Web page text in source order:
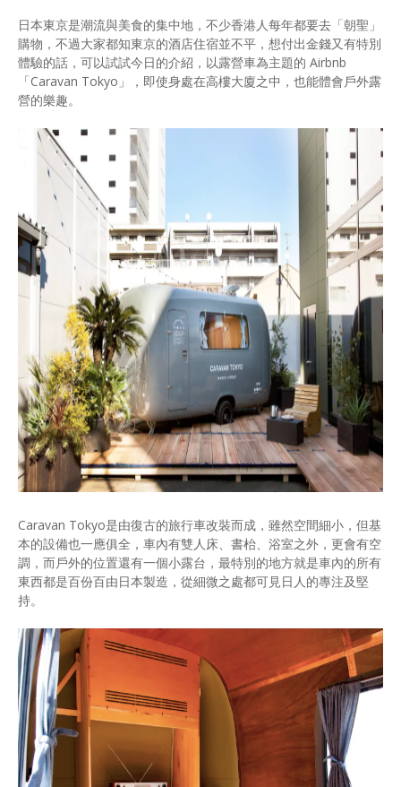
日本東京是潮流與美食的集中地，不少香港人每年都要去「朝聖」
購物，不過大家都知東京的酒店住宿並不平，想付出金錢又有特別
體驗的話，可以試試今日的介紹，以露營車為主題的 Airbnb
「Caravan Tokyo」，即使身處在高樓大廈之中，也能體會戶外露
營的樂趣。
Caravan Tokyo是由復古的旅行車改裝而成，雖然空間細小，但基
本的設備也一應俱全，車內有雙人床、書枱、浴室之外，更會有空
調，而戶外的位置還有一個小露台，最特別的地方就是車內的所有
東西都是百份百由日本製造，從細微之處都可見日人的專注及堅
持。